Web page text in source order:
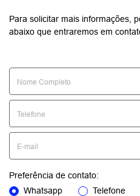
Para solicitar mais informações,
abaixo que entraremos em
Preferência de contato:
Whatsapp
Telefone